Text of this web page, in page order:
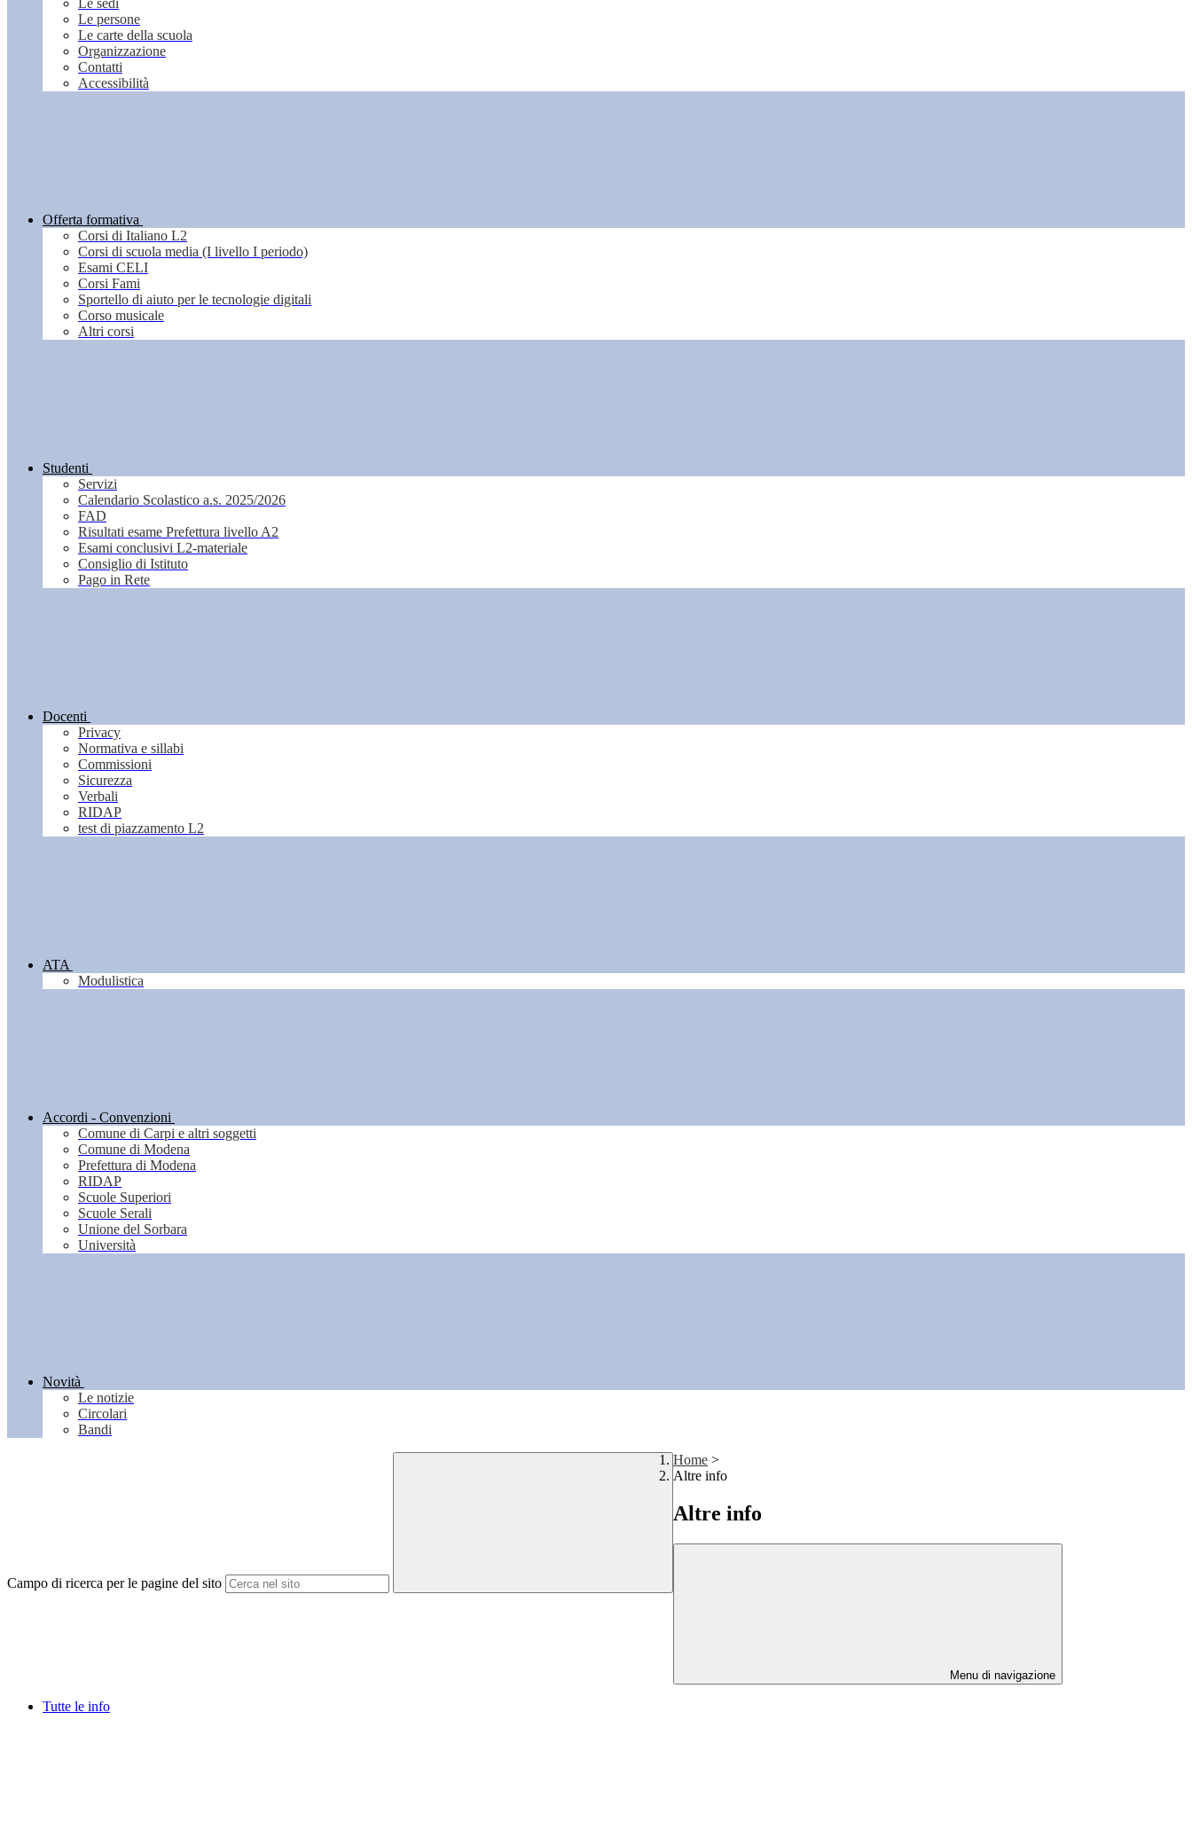
Le sedi
Le persone
Le carte della scuola
Organizzazione
Contatti
Accessibilità
Offerta formativa
Corsi di Italiano L2
Corsi di scuola media (I livello I periodo)
Esami CELI
Corsi Fami
Sportello di aiuto per le tecnologie digitali
Corso musicale
Altri corsi
Studenti
Servizi
Calendario Scolastico a.s. 2025/2026
FAD
Risultati esame Prefettura livello A2
Esami conclusivi L2-materiale
Consiglio di Istituto
Pago in Rete
Docenti
Privacy
Normativa e sillabi
Commissioni
Sicurezza
Verbali
RIDAP
test di piazzamento L2
ATA
Modulistica
Accordi - Convenzioni
Comune di Carpi e altri soggetti
Comune di Modena
Prefettura di Modena
RIDAP
Scuole Superiori
Scuole Serali
Unione del Sorbara
Università
Novità
Le notizie
Circolari
Bandi
Campo di ricerca per le pagine del sito
Home >
Altre info
Altre info
Menu di navigazione
Tutte le info